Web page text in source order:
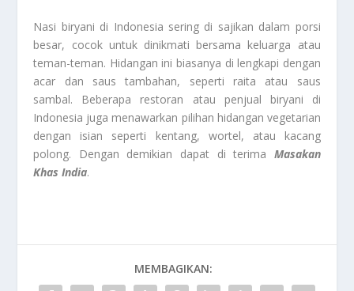
Nasi biryani di Indonesia sering di sajikan dalam porsi
besar, cocok untuk dinikmati bersama keluarga atau
teman-teman. Hidangan ini biasanya di lengkapi dengan
acar dan saus tambahan, seperti raita atau saus
sambal. Beberapa restoran atau penjual biryani di
Indonesia juga menawarkan pilihan hidangan vegetarian
dengan isian seperti kentang, wortel, atau kacang
polong. Dengan demikian dapat di terima Masakan
Khas India.
MEMBAGIKAN: